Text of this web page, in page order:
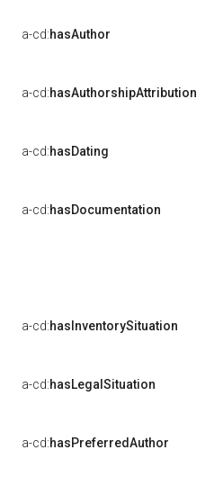
a-cd:hasAuthor
a-cd:hasAuthorshipAttribution
a-cd:hasDating
a-cd:hasDocumentation
a-cd:hasInventorySituation
a-cd:hasLegalSituation
a-cd:hasPreferredAuthor